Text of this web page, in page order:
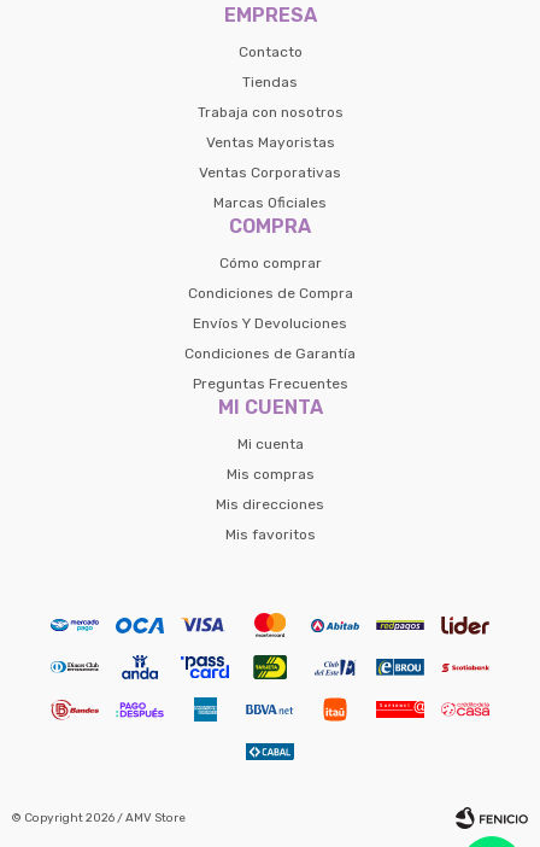
EMPRESA
Contacto
Tiendas
Trabaja con nosotros
Ventas Mayoristas
Ventas Corporativas
Marcas Oficiales
COMPRA
Cómo comprar
Condiciones de Compra
Envíos Y Devoluciones
Condiciones de Garantía
Preguntas Frecuentes
MI CUENTA
Mi cuenta
Mis compras
Mis direcciones
Mis favoritos
© Copyright 2026 / AMV Store